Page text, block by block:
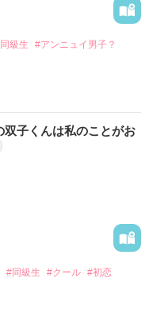
級生
#アンニュイ男子？
、
呼ばれているらしい。
双子くんは私のことがお
#同級生 #クール #初恋